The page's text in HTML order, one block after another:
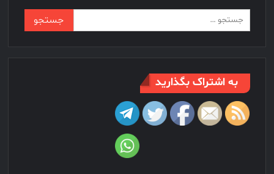
برای:
به اشتراک بگذارید